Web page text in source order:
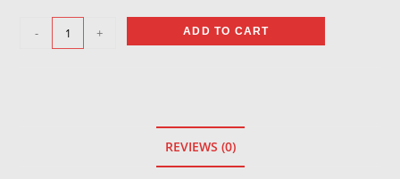
- + ADD TO CART
REVIEWS (0)